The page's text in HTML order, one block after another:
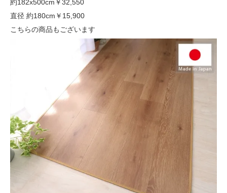
約182x500cm ￥32,550
直径 約180cm ￥15,900
こちらの商品もございます